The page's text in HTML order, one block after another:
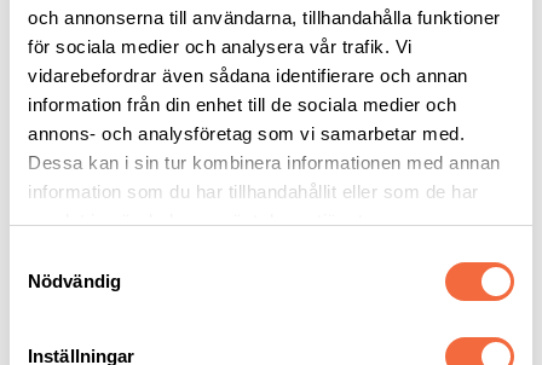
och annonserna till användarna, tillhandahålla funktioner
för sociala medier och analysera vår trafik. Vi
vidarebefordrar även sådana identifierare och annan
information från din enhet till de sociala medier och
annons- och analysföretag som vi samarbetar med.
Dessa kan i sin tur kombinera informationen med annan
information som du har tillhandahållit eller som de har
samlat in när du har använt deras tjänster.
Nödvändig
Inställningar